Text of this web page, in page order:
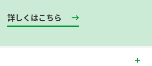
詳しくはこちら